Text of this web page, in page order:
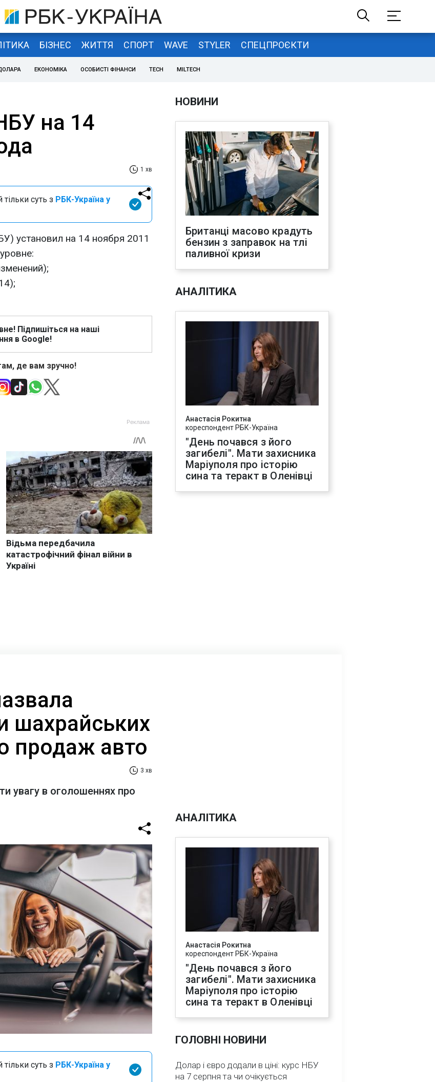
БІЗНЕС ЖИТТЯ СПОРТ WAVE STYLER СПЕЦПРОЄКТИ
ЕКОНОМІКА ОСОБИСТІ ФІНАНСИ TECH MILTECH
на 14
1 хв
суть з РБК-Україна у
установил на 14 ноября 2011
Підпишіться на наші
в Google!
де вам зручно!
НОВИНИ
Британці масово крадуть
бензин з заправок на тлі
паливної кризи
АНАЛІТИКА
Анастасія Рокитна
кореспондент РБК-Україна
"День почався з його
загибелі". Мати захисника
Маріуполя про історію
сина та теракт в Оленівці
шахрайських
продаж авто
3 хв
увагу в оголошеннях про
суть з РБК-Україна у
АНАЛІТИКА
Анастасія Рокитна
кореспондент РБК-Україна
"День почався з його
загибелі". Мати захисника
Маріуполя про історію
сина та теракт в Оленівці
ГОЛОВНІ НОВИНИ
Долар і євро додали в ціні: курс НБУ
на 7 серпня та чи очікується